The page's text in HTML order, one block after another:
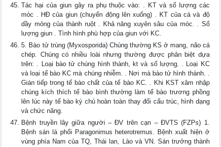
Tác hại của giun gây ra phụ thuộc vào: . KT và số lượng các
móc . HĐ của giun (chuyển động lên xuống) . KT của cá và độ
dầy mỏng của thành ruột . Khả năng xuyên sâu của móc. . Số
lượng giun . Tình hình phù hợp của giun với KC.
5. Bào tử trùng (Myxosporida) Chúng thường KS ở mang, não cá
chép. Chúng có nhiều loài nhưng thường được phân biệt dựa
trên: . Loại bào tử chúng hình thành, kt và số lượng. . Loại KC
và loại tế bào KC mà chúng nhiễm. . Nơi mà bào tử hình thành. .
Gián tiếp trong tế bào chất của tế bào KC. . Khi KST xâm nhập
chúng kích thích tế bào bình thường làm tế bào trương phồng
lên lúc này tế bào ký chủ hoàn toàn thay đổi cấu trúc, hình dạng
và chức năng.
Bệnh truyền lây giữa người – ĐV trên cạn – ĐVTS (FZPs) 1.
Bệnh sán lá phổi Paragonimus heterotremus. Bệnh xuất hiện ở
vùng phía Nam của TQ, Thái lan, Lào và VN. Sán trưởng thành